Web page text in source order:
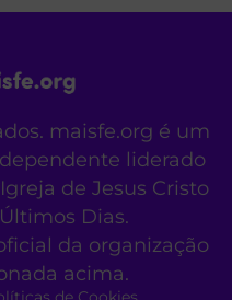
maisfe.org é um
liderado
de Jesus Cristo
Dias.
da organização
acima.